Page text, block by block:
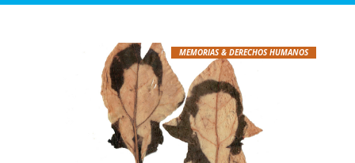
MEMORIAS & DERECHOS HUMANOS